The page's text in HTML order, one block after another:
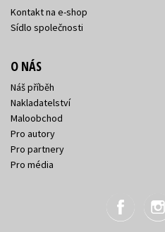
Kontakt na e-shop
Sídlo společnosti
O NÁS
Náš příběh
Nakladatelství
Maloobchod
Pro autory
Pro partnery
Pro média